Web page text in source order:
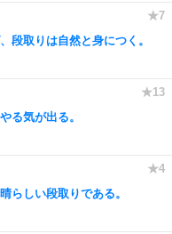
段取りは自然と身につく。
る気が出る。
らしい段取りである。